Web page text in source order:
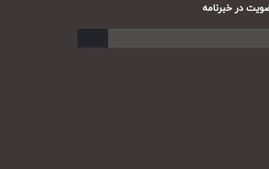
در خبرنامه